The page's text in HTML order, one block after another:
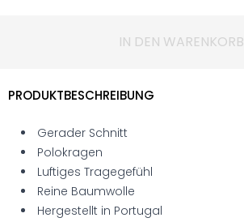
IN DEN WARENKORB
PRODUKTBESCHREIBUNG
Gerader Schnitt
Polokragen
Luftiges Tragegefühl
Reine Baumwolle
Hergestellt in Portugal